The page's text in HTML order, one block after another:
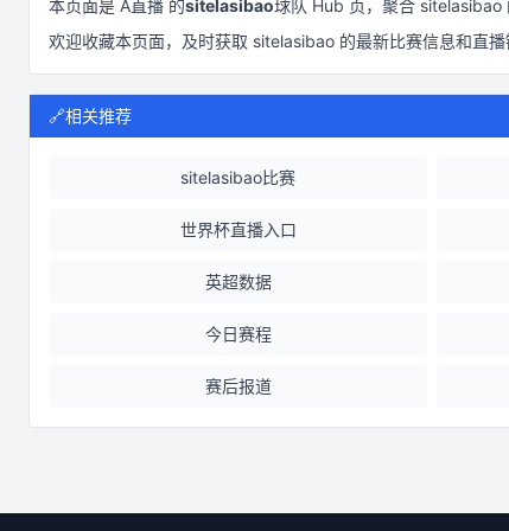
本页面是 A直播 的sitelasibao球队 Hub 页，聚合 sitelasibao
欢迎收藏本页面，及时获取 sitelasibao 的最新比赛信息和直播
🔗相关推荐
sitelasibao比赛
世界杯直播入口
英超数据
今日赛程
赛后报道